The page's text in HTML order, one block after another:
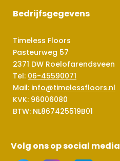
Bedrijfsgegevens
Timeless Floors
Pasteurweg 57
2371 DW Roelofarendsveen
Tel: 06-45590071
Mail: info@timelessfloors.nl
KVK: 96006080
BTW: NL867425519B01
Volg ons op social media